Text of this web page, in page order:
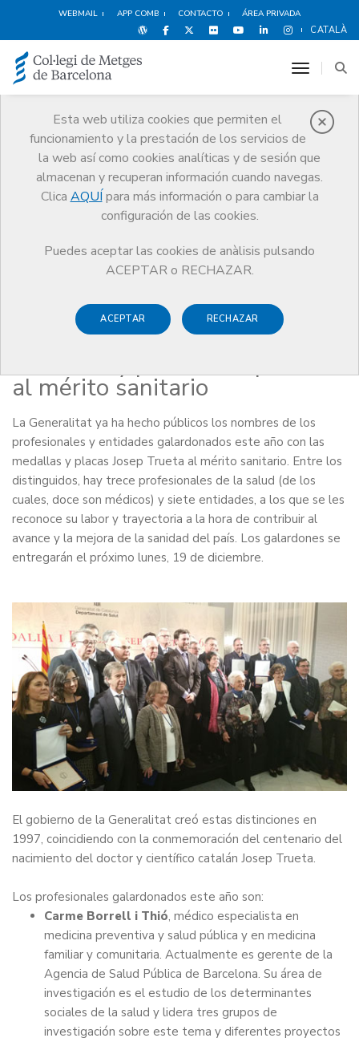
WEBMAIL APP COMB CONTACTO ÁREA PRIVADA
CATALÀ
Esta web utiliza cookies que permiten el
funcionamiento y la prestación de los servicios de
la web así como cookies analíticas y de sesión que
almacenan y recuperan información cuando navegas.
Clica AQUÍ para más información o para cambiar la
configuración de las cookies.
Puedes aceptar las cookies de anàlisis pulsando
ACEPTAR o RECHAZAR.
ACEPTAR RECHAZAR
toggle
Noticias
Comunicación
Noticias
La Generalitat otorga las medallas y placas Josep Trueta al mérito
sanitario
14 DICIEMBRE DE 2016
La Generalitat otorga las
medallas y placas Josep Trueta
al mérito sanitario
La Generalitat ya ha hecho públicos los nombres de los
profesionales y entidades galardonados este año con las
medallas y placas Josep Trueta al mérito sanitario. Entre los
distinguidos, hay trece profesionales de la salud (de los
cuales, doce son médicos) y siete entidades, a los que se les
reconoce su labor y trayectoria a la hora de contribuir al
avance y la mejora de la sanidad del país. Los galardones se
entregarán el próximo lunes, 19 de diciembre.
El gobierno de la Generalitat creó estas distinciones en
1997, coincidiendo con la conmemoración del centenario del
nacimiento del doctor y científico catalán Josep Trueta.
Los profesionales galardonados este año son:
Carme Borrell i Thió, médico especialista en
medicina preventiva y salud pública y en medicina
familiar y comunitaria. Actualmente es gerente de la
Agencia de Salud Pública de Barcelona. Su área de
investigación es el estudio de los determinantes
sociales de la salud y lidera tres grupos de
investigación sobre este tema y diferentes proyectos